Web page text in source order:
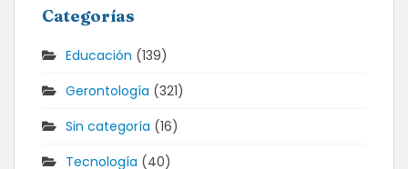
Categorías
Educación (139)
Gerontología (321)
Sin categoría (16)
Tecnología (40)